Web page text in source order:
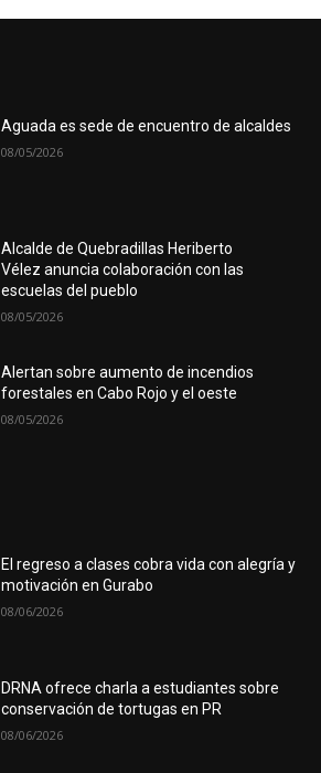
Aguada es sede de encuentro de alcaldes
08/05/2026
Alcalde de Quebradillas Heriberto
Vélez anuncia colaboración con las
escuelas del pueblo
08/05/2026
Alertan sobre aumento de incendios
forestales en Cabo Rojo y el oeste
08/05/2026
El regreso a clases cobra vida con alegría y
motivación en Gurabo
08/06/2026
DRNA ofrece charla a estudiantes sobre
conservación de tortugas en PR
08/06/2026